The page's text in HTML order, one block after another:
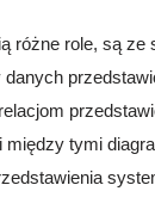
różne role, są ze
danych
między tymi